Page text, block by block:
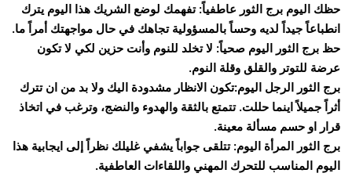
حظك اليوم برج الثور عاطفياً: تفهمك لوضع الشريك هذا اليوم يترك
انطباعاً جيداً لديه وحساً بالمسؤولية تجاهك في حال مواجهتك أمراً ما.
حظ برج الثور اليوم صحياً: لا تخلد للنوم وأنت حزين لكي لا تكون
عرضة للتوتر والقلق وقلة النوم.
برج الثور الرجل اليوم:تكون الانظار مشدودة اليك ولا بد من ان تترك
أثراً جميلاً اينما حللت. تتمتع بالثقة والهدوء والنضج، وترغب في اتخاذ
قرار او حسم مسألة معينة.
برج الثور المرأة اليوم: تتلقى جواباً يشفي غليلك نظراً إلى ايجابية هذا
اليوم المناسب للتحرك المهني واللقاءات العاطفية.